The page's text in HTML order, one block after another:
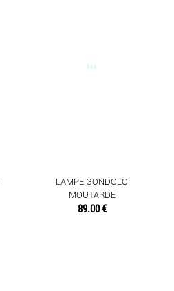
LAMPE GONDOLO
MOUTARDE
89.00 €